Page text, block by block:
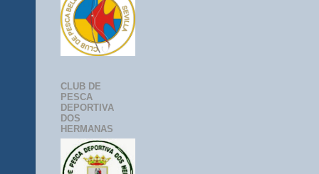
CLUB DE
PESCA
DEPORTIVA
DOS
HERMANAS